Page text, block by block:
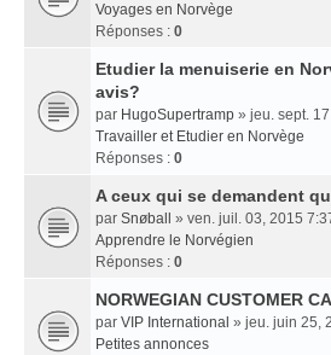
Voyages en Norvège
Réponses : 0
Etudier la menuiserie en
avis?
par HugoSupertramp » jeu. sept.
Travailler et Etudier en Norvège
Réponses : 0
A ceux qui se demandent
par Snøball
» ven. juil. 03, 2015
Apprendre le Norvégien
Réponses : 0
NORWEGIAN CUSTOMER
par VIP International » jeu. juin 25,
Petites annonces